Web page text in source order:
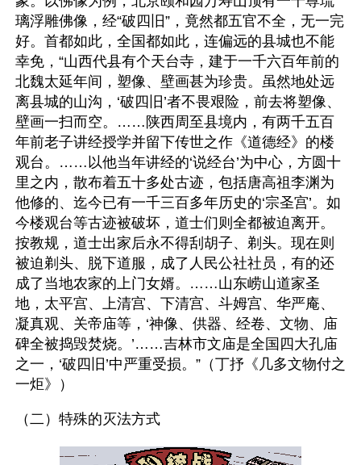
璃浮雕佛像，经“破四旧”，竟然都五官不全，无一完
好。首都如此，全国都如此，连偏远的县城也不能
幸免，“山西代县有个天台寺，建于一千六百年前的
北魏太延年间，塑像、壁画甚为珍贵。虽然地处远
离县城的山沟，‘破四旧’者不畏艰险，前去将塑像、
壁画一扫而空。……陕西周至县境内，有两千五百
年前老子讲经授学并留下传世之作《道德经》的楼
观台。……以他当年讲经的‘说经台’为中心，方圆十
里之内，散布着五十多处古迹，包括唐高祖李渊为
他修的、迄今已有一千三百多年历史的‘宗圣宫’。如
今楼观台等古迹被破坏，道士们则全都被迫离开。
按教规，道士出家后永不得刮胡子、剃头。现在则
被迫剃头、脱下道服，成了人民公社社员，有的还
成了当地农家的上门女婿。……山东崂山道家圣
地，太平宫、上清宫、下清宫、斗姆宫、华严庵、
凝真观、关帝庙等，‘神像、供器、经卷、文物、庙
碑全被捣毁焚烧。’……吉林市文庙是全国四大孔庙
之一，‘破四旧’中严重受损。”（丁抒《几多文物付之
一炬》）
（二）特殊的灭法方式